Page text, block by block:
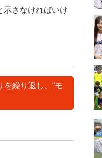
示さなければいけ
繰り返し、“モ